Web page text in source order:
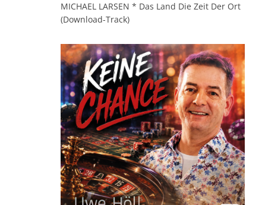
MICHAEL LARSEN * Das Land Die Zeit Der Ort
(Download-Track)